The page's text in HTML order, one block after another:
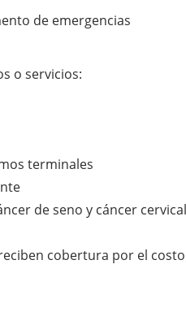
de emergencias
o servicios:
terminales
de seno y cáncer
cobertura por el